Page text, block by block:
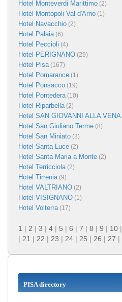
Hotel Monteverdi Marittimo (2)
Hotel Montopoli Val d'Arno (1)
Hotel Navacchio (2)
Hotel Palaia(6)
Hotel Peccioli (4)
Hotel PERIGNANO (29)
Hotel Pisa(167)
Hotel Pomarance (1)
Hotel Ponsacco (19)
Hotel Pontedera(10)
Hotel Riparbella(2)
Hotel SAN GIOVANNI ALLA VENA
Hotel San Giuliano Terme (8)
Hotel San Miniato (3)
Hotel Santa Luce (2)
Hotel Santa Maria a Monte (2)
Hotel Terricciola(2)
Hotel Tirrenia(9)
Hotel VALTRIANO (2)
Hotel VISIGNANO (1)
Hotel Volterra(17)
1 | 2 | 3 | 4 | 5 | 6 | 7 | 8 | 9 | 10 |
| 21 | 22 | 23 | 24 | 25 | 26 | 27 |
PISA directory